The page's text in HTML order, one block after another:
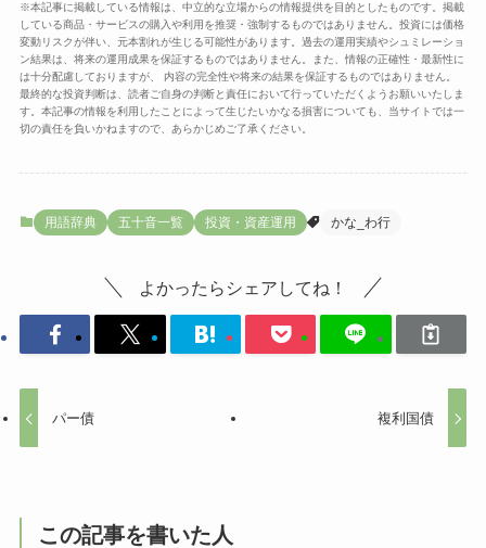
※本記事に掲載している情報は、中立的な立場からの情報提供を目的としたものです。掲載
している商品・サービスの購入や利用を推奨・強制するものではありません。投資には価格
変動リスクが伴い、元本割れが生じる可能性があります。過去の運用実績やシュミレーショ
ン結果は、将来の運用成果を保証するものではありません。また、情報の正確性・最新性に
は十分配慮しておりますが、 内容の完全性や将来の結果を保証するものではありません。
最終的な投資判断は、読者ご自身の判断と責任において行っていただくようお願いいたしま
す。本記事の情報を利用したことによって生じたいかなる損害についても、当サイトでは一
切の責任を負いかねますので、あらかじめご了承ください。
用語辞典 五十音一覧 投資・資産運用 かな_わ行
よかったらシェアしてね！
パー債 複利国債
この記事を書いた人